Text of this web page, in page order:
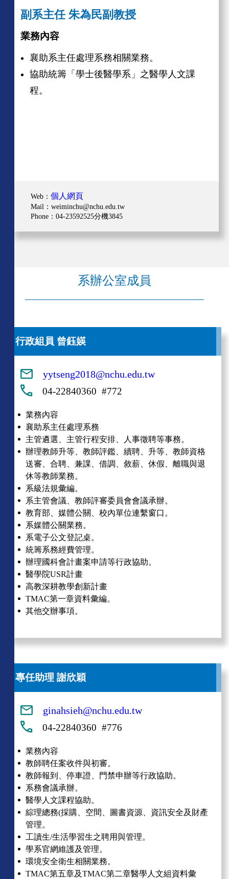
副系主任 朱為民副教授
業務內容
襄助系主任處理系務相關業務。
協助統籌「學士後醫學系」之醫學人文課
程。
Web： 個人網頁
Mail： weiminchu@nchu.edu.tw
Phone：04-23592525分機3845
系辦公室成員
行政組員 曾鈺媖
yytseng2018@nchu.edu.tw
04-22840360 #772
業務內容
襄助系主任處理系務
主管遴選、主管行程安排、人事徵聘等事務。
辦理教師升等、教師評鑑、續聘、升等、教師資格
送審、合聘、兼課、借調、敘薪、休假、離職與退
休等教師業務。
系級法規彙編。
系主管會議、教師評審委員會會議承辦。
教育部、媒體公關、校內單位連繫窗口。
系媒體公關業務。
系電子公文登記桌。
統籌系務經費管理。
辦理國科會計畫案申請等行政協助。
醫學院USR計畫
高教深耕教學創新計畫
TMAC第一章資料彙編。
其他交辦事項。
專任助理 謝欣穎
ginahsieh@nchu.edu.tw
04-22840360 #776
業務內容
教師聘任案收件與初審。
教師報到、停車證、門禁申辦等行政協助。
系務會議承辦。
醫學人文課程協助。
綜理總務(採購、空間、圖書資源、資訊安全及財產
管理。
工讀生/生活學習生之聘用與管理。
學系官網維護及管理。
環境安全衛生相關業務。
TMAC第五章及TMAC第二章醫學人文組資料彙